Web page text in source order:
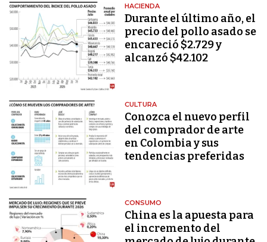
HACIENDA
Durante el último año, el
precio del pollo asado se
encareció $2.729 y
alcanzó $42.102
CULTURA
Conozca el nuevo perfil
del comprador de arte
en Colombia y sus
tendencias preferidas
CONSUMO
China es la apuesta para
el incremento del